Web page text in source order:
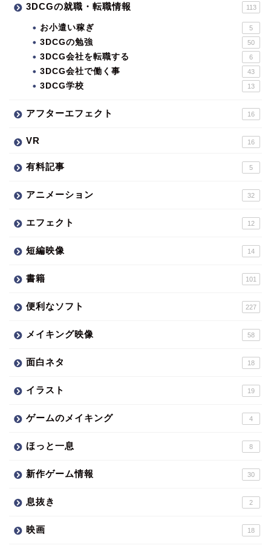
3DCGの就職・転職情報 113
お小遣い稼ぎ 5
3DCGの勉強 50
3DCG会社を転職する 6
3DCG会社で働く事 43
3DCG学校 13
アフターエフェクト 16
VR 16
有料記事 5
アニメーション 32
エフェクト 12
短編映像 14
書籍 101
便利なソフト 227
メイキング映像 58
面白ネタ 18
イラスト 19
ゲームのメイキング 4
ほっと一息 8
新作ゲーム情報 30
息抜き 2
映画 18